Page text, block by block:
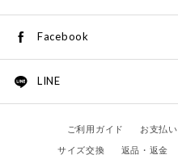
Facebook
LINE
ご利用ガイド お支払い
サイズ交換
返品・返金